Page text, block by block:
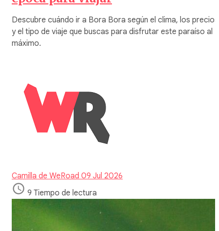
Descubre cuándo ir a Bora Bora según el clima, los precios
y el tipo de viaje que buscas para disfrutar este paraíso al
máximo.
Camilla de WeRoad 09 Jul 2026
9 Tiempo de lectura